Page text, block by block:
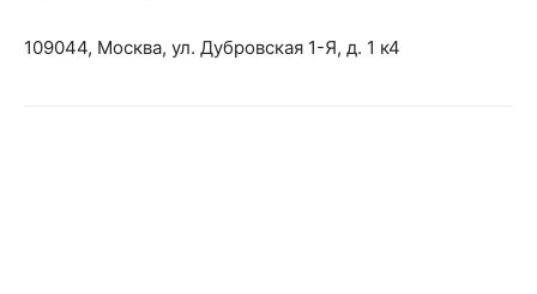
109044, Москва, ул. Дубровская 1-Я, д. 1 к4